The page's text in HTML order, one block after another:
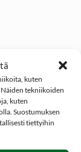
kuten
tekniikoiden
kuten
Suostumuksen
tiettyihin
kevyet ja